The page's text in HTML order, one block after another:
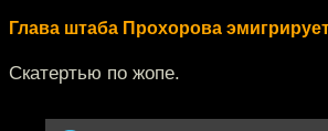
Глава штаба Прохорова
Скатертью по жопе.